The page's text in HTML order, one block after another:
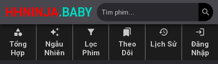
HHNINJA.BABY search
category
Tổng
Hợp
auto_awesome
Ngẫu
Nhiên
filter_alt
Lọc
Phim
bookmarks
Theo
Dõi
history
Lịch Sử
login
Đăng
Nhập